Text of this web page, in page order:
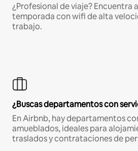
¿Profesional de viaje? Encuentra
temporada con wifi de alta
trabajo.
¿Buscas departamentos con
En Airbnb, hay departamentos
amueblados, ideales para
traslados y contrataciones de